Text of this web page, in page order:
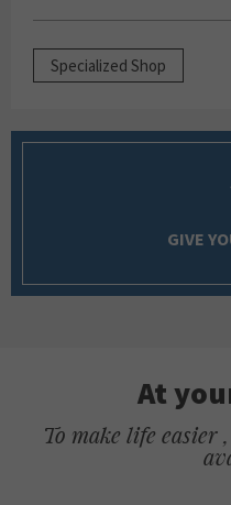
Specialized Shop
GIVE
At
To make life easier